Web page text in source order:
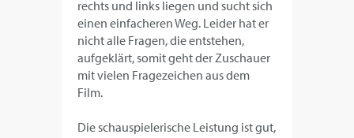
rechts und links liegen und sucht sich
einen einfacheren Weg. Leider hat er
nicht alle Fragen, die entstehen,
aufgeklärt, somit geht der Zuschauer
mit vielen Fragezeichen aus dem
Film.
Die schauspielerische Leistung ist gut,